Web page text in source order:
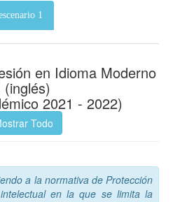
1
en Idioma Moderno
(inglés)
2021 - 2022)
Todo
a la normativa de Protección
en la que se limita la